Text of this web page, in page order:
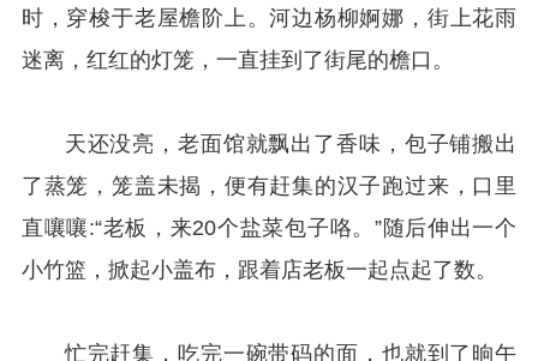
时，穿梭于老屋檐阶上。河边杨柳婀娜，街上花雨
迷离，红红的灯笼，一直挂到了街尾的檐口。
天还没亮，老面馆就飘出了香味，包子铺搬出
了蒸笼，笼盖未揭，便有赶集的汉子跑过来，口里
直嚷嚷:“老板，来20个盐菜包子咯。”随后伸出一个
小竹篮，掀起小盖布，跟着店老板一起点起了数。
忙完赶集，吃完一碗带码的面，也就到了晌午